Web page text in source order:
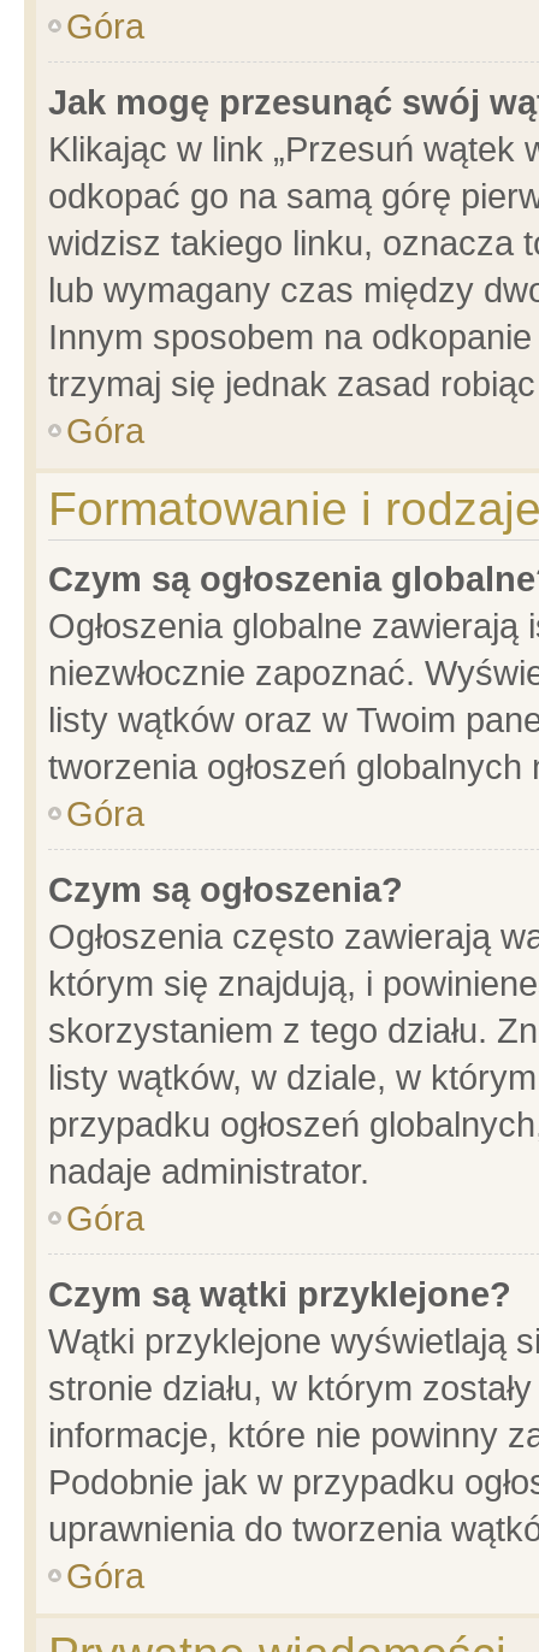
Góra
Jak mogę przesunąć swój
Klikając w link „Przesuń wątek
odkopać go na samą górę
widzisz takiego linku, oznacza
lub wymagany czas między
Innym sposobem na
trzymaj się jednak zasad
Góra
Formatowanie i
Czym są ogłoszenia
Ogłoszenia globalne
niezwłocznie zapoznać.
listy wątków oraz w Twoim
tworzenia ogłoszeń
Góra
Czym są ogłoszenia?
Ogłoszenia często zawierają
którym się znajdują, i
skorzystaniem z tego działu.
listy wątków, w dziale, w
przypadku ogłoszeń
nadaje administrator.
Góra
Czym są wątki przyklejone?
Wątki przyklejone wyświetlają
stronie działu, w którym
informacje, które nie powinny
Podobnie jak w przypadku
uprawnienia do tworzenia
Góra